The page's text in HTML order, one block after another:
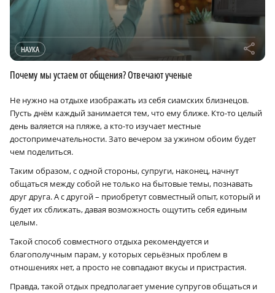
НАУКА r
Почему мы устаем от общения? Отвечают ученые
Не нужно на отдыхе изображать из себя сиамских близнецов.
Пусть днём каждый занимается тем, что ему ближе. Кто-то целый
день валяется на пляже, а кто-то изучает местные
достопримечательности. Зато вечером за ужином обоим будет
чем поделиться.
Таким образом, с одной стороны, супруги, наконец, начнут
общаться между собой не только на бытовые темы, познавать
друг друга. А с другой – приобретут совместный опыт, который и
будет их сближать, давая возможность ощутить себя единым
целым.
Такой способ совместного отдыха рекомендуется и
благополучным парам, у которых серьёзных проблем в
отношениях нет, а просто не совпадают вкусы и пристрастия.
Правда, такой отдых предполагает умение супругов общаться и